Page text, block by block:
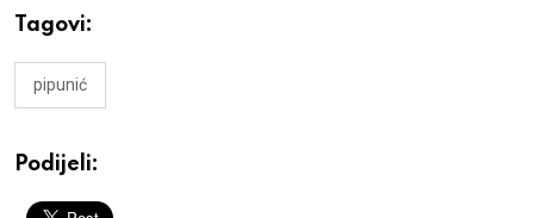
Tagovi:
pipunić
Podijeli: